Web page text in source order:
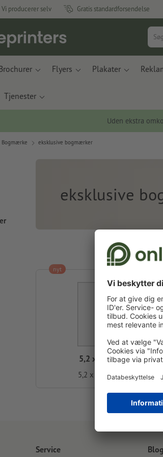
Vi producerer selv Gratis standardforsendelse
Flyers Plakater
Tjenester
Uden ekstra
Bogmærke eksklusive bogmærker
eksklusive
5,2 x 21 cm
5,2 x 21,0 cm
nyt
Service Blog